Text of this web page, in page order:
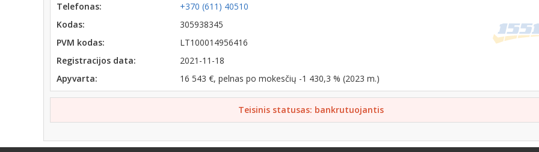
Telefonas:
+370 (611) 40510
Kodas:
305938345
PVM kodas:
LT100014956416
Registracijos data:
2021-11-18
Apyvarta:
16 543 €, pelnas po mokesčių -1 430,3 % (2023 m.)
Teisinis statusas: bankrutuojantis